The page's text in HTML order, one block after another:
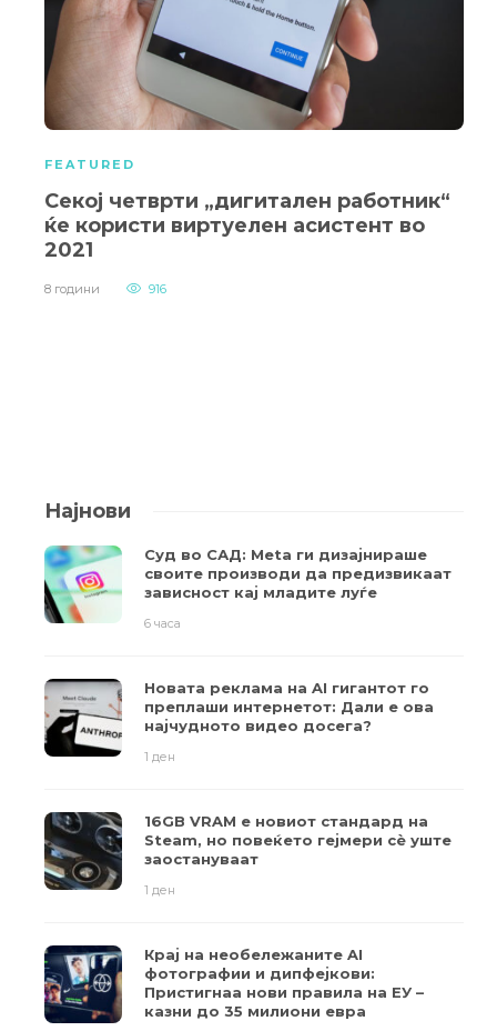
FEATURED
Секој четврти „дигитален работник“
ќе користи виртуелен асистент во
2021
8 години 916
Најнови
Суд во САД: Meta ги дизајнираше
своите производи да предизвикаат
зависност кај младите луѓе
6 часа
Новата реклама на AI гигантот го
преплаши интернетот: Дали е ова
најчудното видео досега?
1 ден
16GB VRAM е новиот стандард на
Steam, но повеќето гејмери ​​сè уште
заостануваат
1 ден
Крај на необележаните AI
фотографии и дипфејкови:
Пристигнаа нови правила на ЕУ –
казни до 35 милиони евра